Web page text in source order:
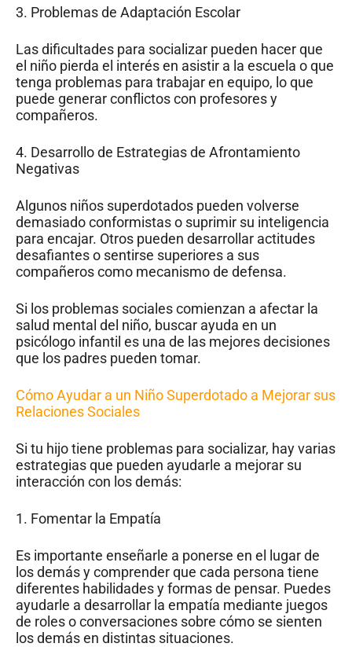
3. Problemas de Adaptación Escolar
Las dificultades para socializar pueden hacer que
el niño pierda el interés en asistir a la escuela o que
tenga problemas para trabajar en equipo, lo que
puede generar conflictos con profesores y
compañeros.
4. Desarrollo de Estrategias de Afrontamiento
Negativas
Algunos niños superdotados pueden volverse
demasiado conformistas o suprimir su inteligencia
para encajar. Otros pueden desarrollar actitudes
desafiantes o sentirse superiores a sus
compañeros como mecanismo de defensa.
Si los problemas sociales comienzan a afectar la
salud mental del niño, buscar ayuda en un
psicólogo infantil es una de las mejores decisiones
que los padres pueden tomar.
Cómo Ayudar a un Niño Superdotado a Mejorar sus
Relaciones Sociales
Si tu hijo tiene problemas para socializar, hay varias
estrategias que pueden ayudarle a mejorar su
interacción con los demás:
1. Fomentar la Empatía
Es importante enseñarle a ponerse en el lugar de
los demás y comprender que cada persona tiene
diferentes habilidades y formas de pensar. Puedes
ayudarle a desarrollar la empatía mediante juegos
de roles o conversaciones sobre cómo se sienten
los demás en distintas situaciones.